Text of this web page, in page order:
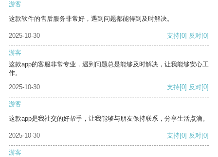
游客
这款软件的售后服务非常好，遇到问题都能得到及时解决。
2025-10-30 支持[0] 反对[0]
游客
这款app的客服非常专业，遇到问题总是能够及时解决，让我能够安心工
作。
2025-10-30
支持[0] 反对[0]
游客
这款app是我社交的好帮手，让我能够与朋友保持联系，分享生活点滴。
2025-10-30 支持[0] 反对[0]
游客